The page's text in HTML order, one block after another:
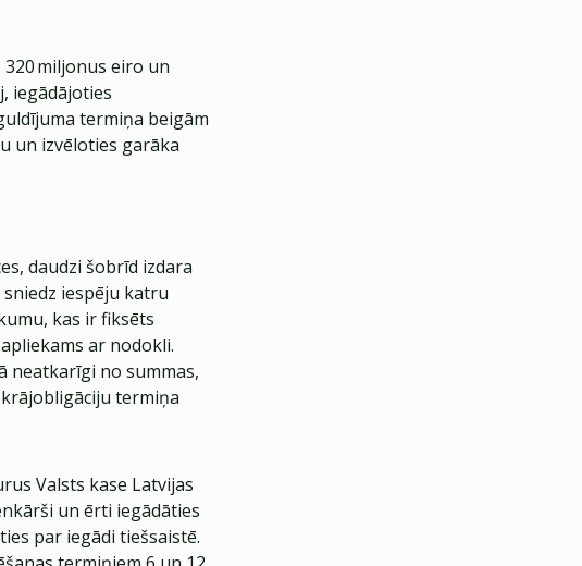
miljonus eiro un
iegādājoties
termiņa beigām
un izvēloties garāka
daudzi šobrīd izdara
iespēju katru
kas ir fiksēts
ar nodokli.
neatkarīgi no summas,
termiņa
Valsts kase Latvijas
un ērti iegādāties
par iegādi tiešsaistē.